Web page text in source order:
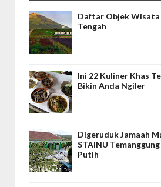
Daftar Objek Wisata
Tengah
Ini 22 Kuliner Khas
Bikin Anda Ngiler
Digeruduk Jamaah
STAINU
Putih